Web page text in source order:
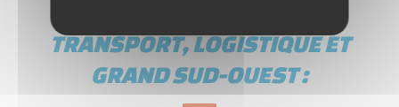
TRANSPORT, LOGISTIQUE ET
GRAND SUD-OUEST :